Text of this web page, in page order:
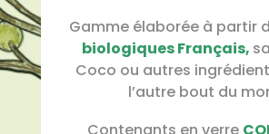
Gamme élaborée à partir
biologiques Français,
Coco ou autres
l’autre bout du
Contenants en verre